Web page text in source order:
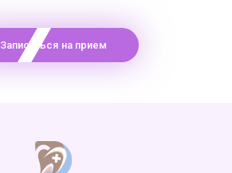
Записаться на прием